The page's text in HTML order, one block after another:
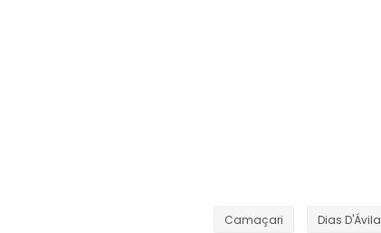
Camaçari Dias D'Ávila